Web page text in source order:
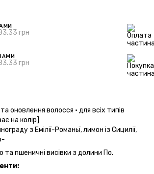
грн
грн
оновлення волосся • для всіх типів
на колір]
з Емілії-Романьї, лимон із Сицилії,
та пшеничні висівки з долини По.